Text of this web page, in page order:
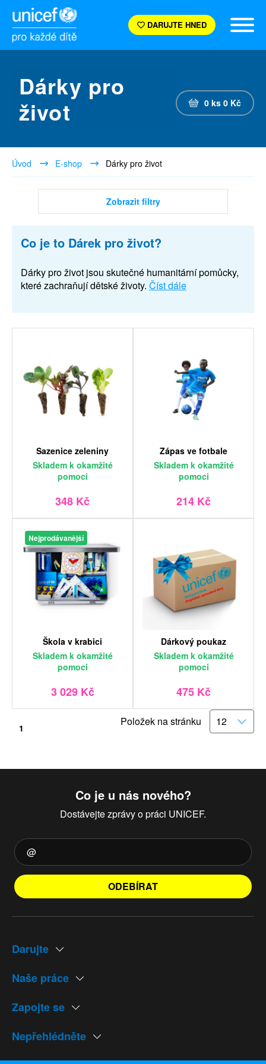
DARUJTE HNED
Dárky pro
život
0 ks 0 Kč
Úvod E-shop Dárky pro život
Zobrazit filtry
Co je to Dárek pro život?
Dárky pro život jsou skutečné humanitární pomůcky,
které zachraňují dětské životy. Číst dále
Sazenice zeleniny
Skladem k okamžité
pomoci
348 Kč
Zápas ve fotbale
Skladem k okamžité
pomoci
214 Kč
Nejprodávanější
Škola v krabici
Skladem k okamžité
pomoci
3 029 Kč
Dárkový poukaz
Skladem k okamžité
pomoci
475 Kč
1 Položek na stránku
Co je u nás nového?
Dostávejte zprávy o práci UNICEF.
ODEBÍRAT
Darujte
Naše práce
Zapojte se
Nepřehlédněte